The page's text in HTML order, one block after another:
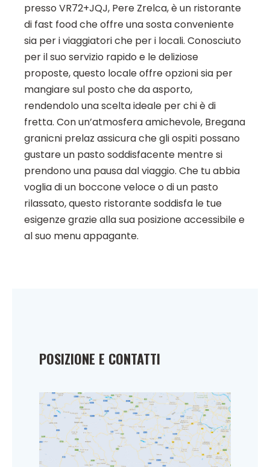
presso VR72+JQJ, Pere Zrelca, è un ristorante
di fast food che offre una sosta conveniente
sia per i viaggiatori che per i locali. Conosciuto
per il suo servizio rapido e le deliziose
proposte, questo locale offre opzioni sia per
mangiare sul posto che da asporto,
rendendolo una scelta ideale per chi è di
fretta. Con un’atmosfera amichevole, Bregana
granicni prelaz assicura che gli ospiti possano
gustare un pasto soddisfacente mentre si
prendono una pausa dal viaggio. Che tu abbia
voglia di un boccone veloce o di un pasto
rilassato, questo ristorante soddisfa le tue
esigenze grazie alla sua posizione accessibile e
al suo menu appagante.
POSIZIONE E CONTATTI